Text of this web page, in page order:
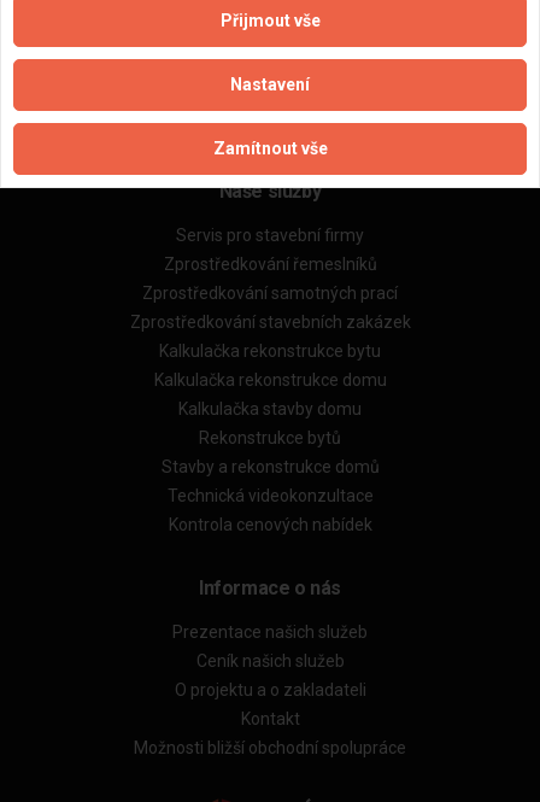
Zásady pro používání souborů cookie
Naše excelové tabulky online
Naše služby
Servis pro stavební firmy
Zprostředkování řemeslníků
Zprostředkování samotných prací
Zprostředkování stavebních zakázek
Kalkulačka rekonstrukce bytu
Kalkulačka rekonstrukce domu
Kalkulačka stavby domu
Rekonstrukce bytů
Stavby a rekonstrukce domů
Technická videokonzultace
Kontrola cenových nabídek
Informace o nás
Prezentace našich služeb
Ceník našich služeb
O projektu a o zakladateli
Kontakt
Možnosti bližší obchodní spolupráce
Přijmout vše
Nastavení
Zamítnout vše